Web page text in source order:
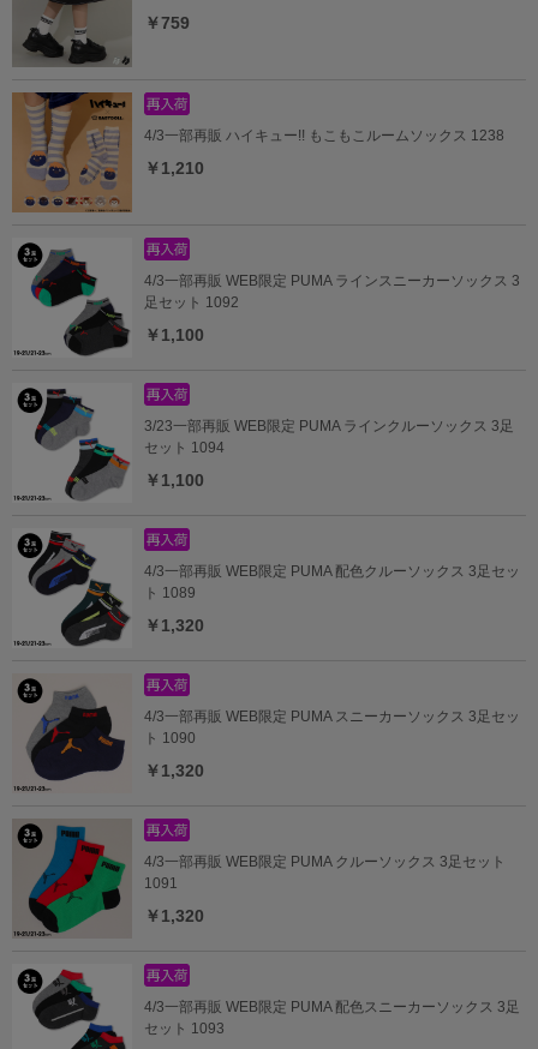
￥759
4/3一部再販 ハイキュー!! もこもこルームソックス 1238
￥1,210
4/3一部再販 WEB限定 PUMA ラインスニーカーソックス 3
足セット 1092
￥1,100
3/23一部再販 WEB限定 PUMA ラインクルーソックス 3足
セット 1094
￥1,100
4/3一部再販 WEB限定 PUMA 配色クルーソックス 3足セッ
ト 1089
￥1,320
4/3一部再販 WEB限定 PUMA スニーカーソックス 3足セッ
ト 1090
￥1,320
4/3一部再販 WEB限定 PUMA クルーソックス 3足セット
1091
￥1,320
4/3一部再販 WEB限定 PUMA 配色スニーカーソックス 3足
セット 1093